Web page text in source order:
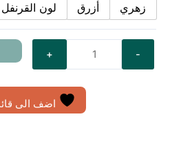
زهري أزرق لون القرنفل
اضف الى